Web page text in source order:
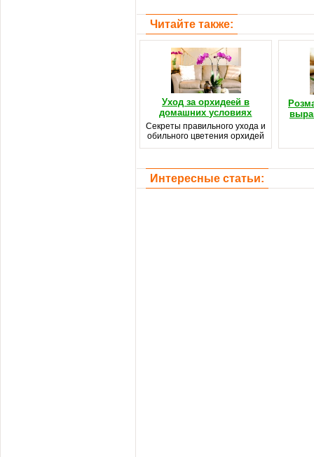
Читайте также:
Уход за орхидеей в
домашних условиях
Секреты правильного ухода и
обильного цветения орхидей
Интересные статьи: